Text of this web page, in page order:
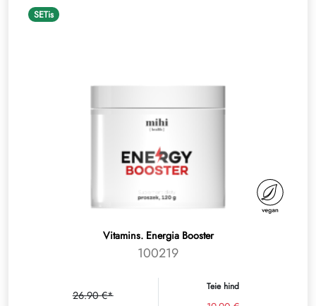
SETis
Vitamins. Energia Booster
100219
26.90 €*
Teie hind